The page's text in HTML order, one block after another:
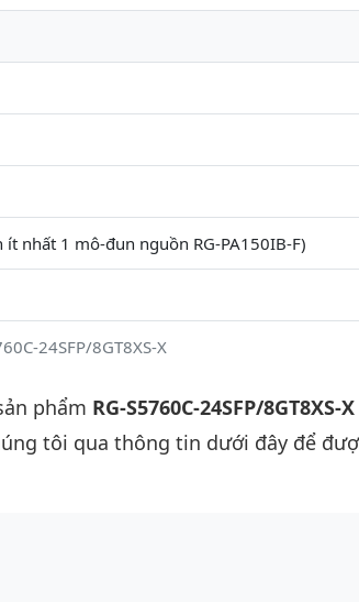
24SFP/8GT8XS-X
nhất 1 mô-đun nguồn RG-PA150IB-F)
phẩm RG-S5760C-24SFP/8GT8XS-X
tôi qua thông tin dưới đây để